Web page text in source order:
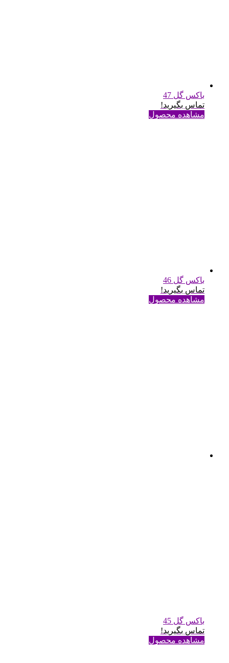
باکس گل 47
تماس بگیرید!
مشاهده محصول
باکس گل 46
تماس بگیرید!
مشاهده محصول
باکس گل 45
تماس بگیرید!
مشاهده محصول